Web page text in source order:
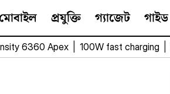
মোবাইল প্রযুক্তি গ্যাজেট গাইড
6360 Apex 100W fast charging